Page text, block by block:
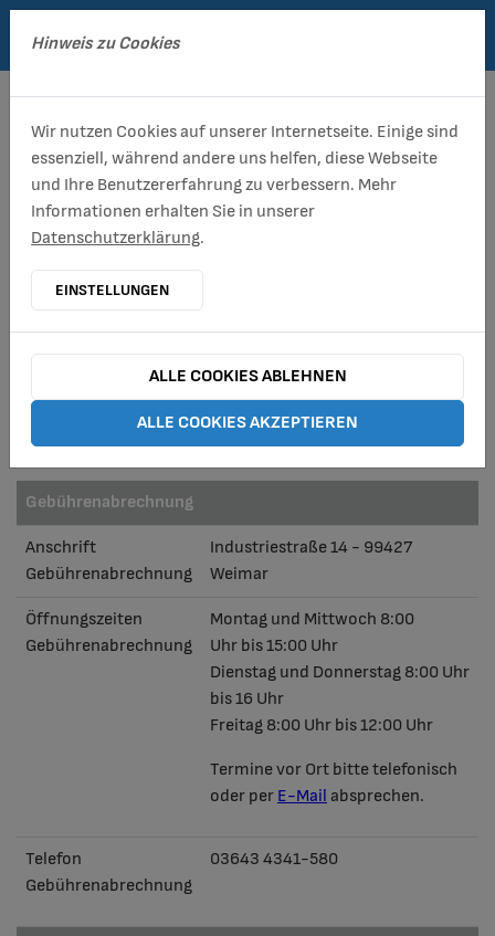
ALLE ÖFFNUNGS- UND
SERVICEZEITEN DES
KOMMUNALSERVICE WEIMAR
AUF EINEN BLICK
Gebührenabrechnung
Anschrift
Gebührenabrechnung
Industriestraße 14 - 99427
Weimar
Öffnungszeiten
Gebührenabrechnung
Montag und Mittwoch 8:00
Uhr bis 15:00 Uhr
Dienstag und Donnerstag 8:00 Uhr
bis 16 Uhr
Freitag 8:00 Uhr bis 12:00 Uhr
Termine vor Ort bitte telefonisch
oder per E-Mail absprechen.
Telefon
Gebührenabrechnung
03643 4341-580
Hinweis zu Cookies
Wir nutzen Cookies auf unserer Internetseite. Einige sind
essenziell, während andere uns helfen, diese Webseite
und Ihre Benutzererfahrung zu verbessern. Mehr
Informationen erhalten Sie in unserer
Datenschutzerklärung.
EINSTELLUNGEN
ALLE COOKIES ABLEHNEN
ALLE COOKIES AKZEPTIEREN
Entsorgungsplan für Abfallbehälter
Serviceleistungen
Sperrmüll
Schadstoffmobil
Beschädigung und Verlust von Abfallbehältern
An-/Ummeldung Abfallgefäße
Abwasserbeseitigungs-Konzept
Satzungen
Straßenunterhaltung
Grünflächenunterhaltung
Spielplatzunterhaltung
Gärtnerei
Straßenbeleuchtung
Aktuelles
Formulare
aktuelle Baustellen
ausbau-ettersburger-strasse
Entwässerung Siedlung Schöndorf
Erneuerung der Mischwasserkanalisation
Lindenberg
Ersatzneubau Verwaltungsgebäude
Betriebshof
alle Öffnungszeiten
Kontaktformular
E-Rechnung
Öffentliche Toiletten